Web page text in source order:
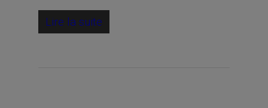
Lire la suite